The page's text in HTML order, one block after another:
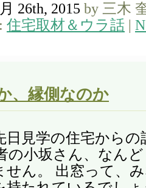
26th, 2015 by 三木
住宅取材＆ウラ話
、縁側なのか
日見学の住宅から
の小坂さん、なん
せん。 出窓って、